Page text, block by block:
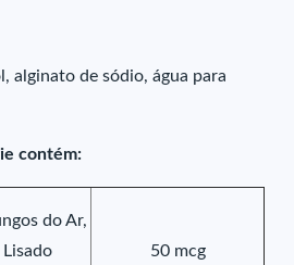
alginato de sódio, água para
contém:
do Ar,
Lisado
50 mcg